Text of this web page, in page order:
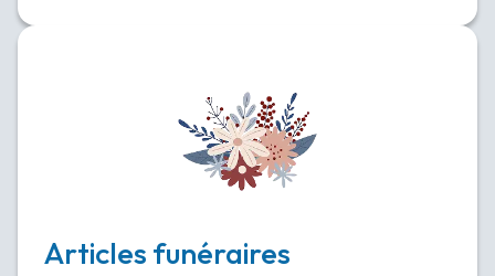
Articles funéraires